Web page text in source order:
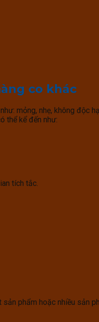
co khác
mỏng, nhẹ, không độc
thể kể đến như:
tích tắc.
phẩm hoặc nhiều sản